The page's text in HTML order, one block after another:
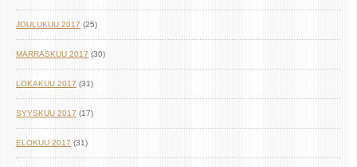
JOULUKUU 2017 (25)
MARRASKUU 2017 (30)
LOKAKUU 2017 (31)
SYYSKUU 2017 (17)
ELOKUU 2017 (31)